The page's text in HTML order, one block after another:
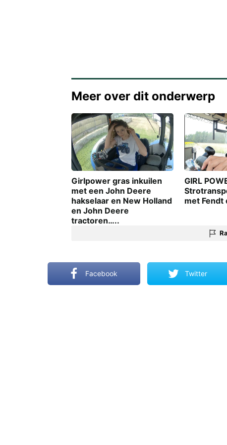
Meer over dit onderwerp
Girlpower gras inkuilen
met een John Deere
hakselaar en New Holland
en John Deere
tractoren…..
GIRL
met Fendt
Facebook Twitter